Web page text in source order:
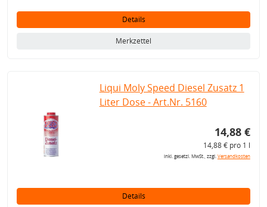
Details
Merkzettel
Liqui Moly Speed Diesel Zusatz 1
Liter Dose - Art.Nr. 5160
14,88 €
14,88 € pro 1 l
inkl. gesetzl. MwSt., zzgl.Versandkosten
Details